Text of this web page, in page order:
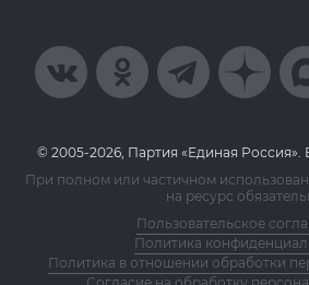
© 2005-2026, Партия «Единая
При полном или частичном
на ресурс
Пользовательское
Политика
Политика в отношении обработки